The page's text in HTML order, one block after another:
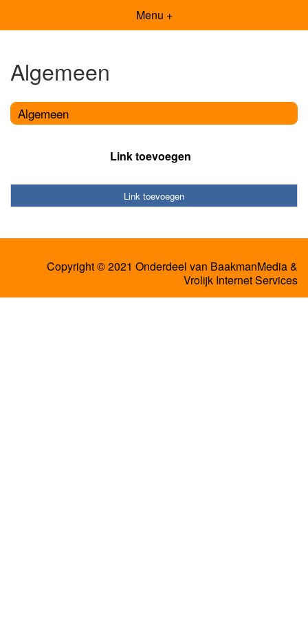
Menu +
Algemeen
Algemeen
Link toevoegen
Link toevoegen
Copyright © 2021 Onderdeel van BaakmanMedia&
Vrolijk Internet Services